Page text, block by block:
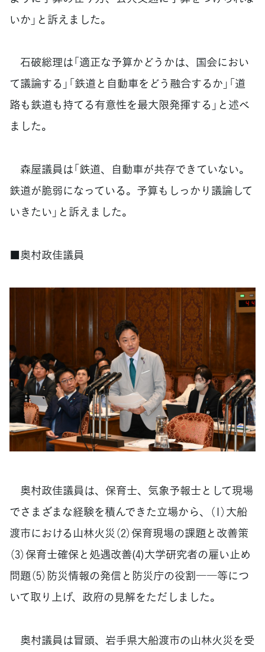
いか」と訴えました。
石破総理は「適正な予算かどうかは、国会におい
て議論する」「鉄道と自動車をどう融合するか」「道
路も鉄道も持てる有意性を最大限発揮する」と述べ
ました。
森屋議員は「鉄道、自動車が共存できていない。
鉄道が脆弱になっている。予算もしっかり議論して
いきたい」と訴えました。
■奥村政佳議員
奥村政佳議員は、保育士、気象予報士として現場
でさまざまな経験を積んできた立場から、（1）大船
渡市における山林火災（2）保育現場の課題と改善策
（3）保育士確保と処遇改善(4)大学研究者の雇い止め
問題（5）防災情報の発信と防災庁の役割――等につ
いて取り上げ、政府の見解をただしました。
奥村議員は冒頭、岩手県大船渡市の山林火災を受